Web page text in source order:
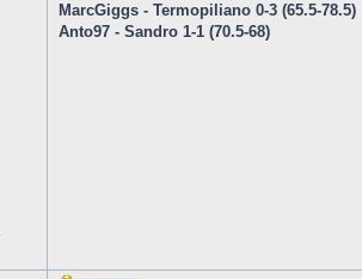
MarcGiggs - Termopiliano 0-3 (65.5-78.5)
Anto97 - Sandro 1-1 (70.5-68)